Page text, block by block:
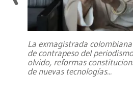
La exmagistrada
de contrapeso del
olvido, reformas
de nuevas tecnologías...